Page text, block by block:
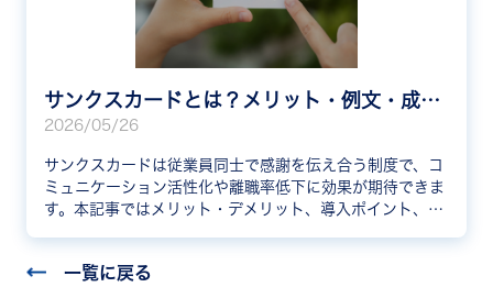
サンクスカードとは？メリット・例文・成功事例を紹介
2026/05/26
サンクスカードは従業員同士で感謝を伝え合う制度で、コ
ミュニケーション活性化や離職率低下に効果が期待できま
す。本記事ではメリット・デメリット、導入ポイント、例
一覧に戻る